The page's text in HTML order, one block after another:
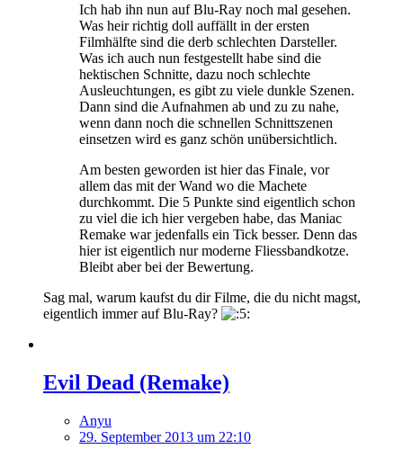
Ich hab ihn nun auf Blu-Ray noch mal gesehen.
Was heir richtig doll auffällt in der ersten
Filmhälfte sind die derb schlechten Darsteller.
Was ich auch nun festgestellt habe sind die
hektischen Schnitte, dazu noch schlechte
Ausleuchtungen, es gibt zu viele dunkle Szenen.
Dann sind die Aufnahmen ab und zu zu nahe,
wenn dann noch die schnellen Schnittszenen
einsetzen wird es ganz schön unübersichtlich.
Am besten geworden ist hier das Finale, vor
allem das mit der Wand wo die Machete
durchkommt. Die 5 Punkte sind eigentlich schon
zu viel die ich hier vergeben habe, das Maniac
Remake war jedenfalls ein Tick besser. Denn das
hier ist eigentlich nur moderne Fliessbandkotze.
Bleibt aber bei der Bewertung.
Sag mal, warum kaufst du dir Filme, die du nicht magst,
eigentlich immer auf Blu-Ray?
Evil Dead (Remake)
Anyu
29. September 2013 um 22:10